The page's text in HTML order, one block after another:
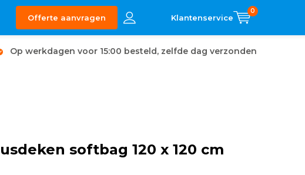
Offerte aanvragen
0
Op werkdagen voor 15:00 besteld, zelfde dag verzonden
softbag 120 x 120 cm